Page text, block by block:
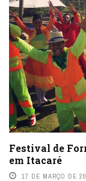
Festival de
em Itacaré
17 DE MARÇO DE